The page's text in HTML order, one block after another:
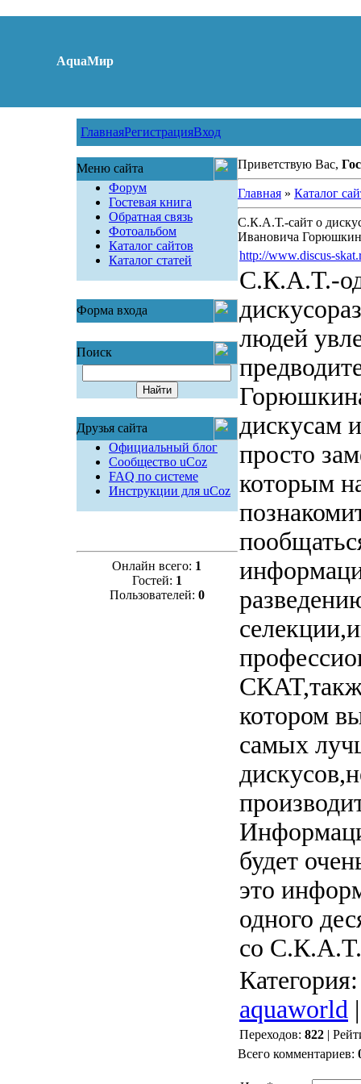
AquaМир
ГлавнаяРегистрацияВход
Меню сайта
Форум
Гостевая книга
Обратная связь
Фотоальбом
Каталог сайтов
Каталог статей
Форма входа
Поиск
Друзья сайта
Официальный блог
Сообщество uCoz
FAQ по системе
Инструкции для uCoz
Онлайн всего: 1
Гостей: 1
Пользователей: 0
Приветствую Вас,
Главная» Каталог
С.К.А.Т.-сайт о
Ивановича
http://www.discus-
С.К.А.Т.-
людей
дискусам
просто
которым
котором
самых
будет
это
одного
со
aquaworld|
Переходов: 822|
Всего комментариев: